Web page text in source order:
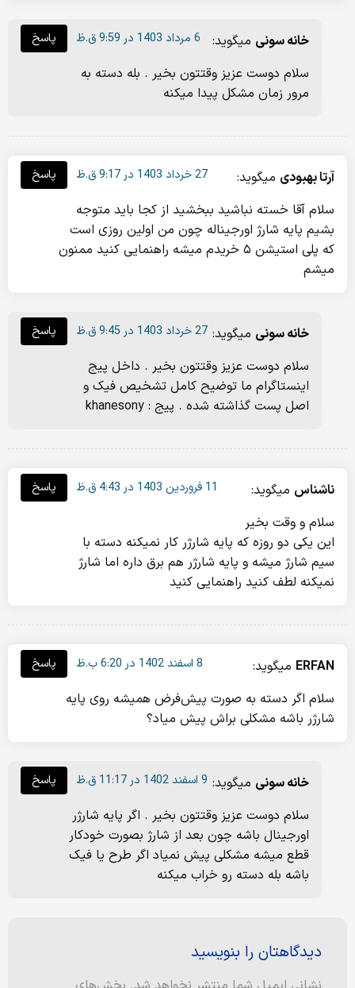
خانه سونی میگوید:
سلام دوست عزیز وقتتون بخیر . بله دسته به
مرور زمان مشکل پیدا میکنه
6 مرداد 1403 در 9:59 ق.ظ پاسخ
آرتا بهبودی میگوید:
سلام آقا خسته نباشید ببخشید از کجا باید متوجه
بشیم پایه شارژ اورجیناله چون من اولین روزی است
که پلی استیشن ۵ خریدم میشه راهنمایی کنید ممنون
میشم
27 خرداد 1403 در 9:17 ق.ظ پاسخ
خانه سونی میگوید:
سلام دوست عزیز وقتتون بخیر . داخل پیج
اینستاگرام ما توضیح کامل تشخیص فیک و
اصل پست گذاشته شده . پیج : khanesony
27 خرداد 1403 در 9:45 ق.ظ پاسخ
ناشناس میگوید:
سلام و وقت بخیر
این یکی دو روزه که پایه شارژر کار نمیکنه دسته با
سیم شارژ میشه و پایه شارژر هم برق داره اما شارژ
نمیکنه لطف کنید راهنمایی کنید
11 فروردین 1403 در 4:43 ق.ظ پاسخ
ERFAN میگوید:
سلام اگر دسته به صورت پیش‌فرض همیشه روی پایه
شارژر باشه مشکلی براش پیش میاد؟
8 اسفند 1402 در 6:20 ب.ظ پاسخ
خانه سونی میگوید:
سلام دوست عزیز وقتتون بخیر . اگر پایه شارژر
اورجینال باشه چون بعد از شارژ بصورت خودکار
قطع میشه مشکلی پیش نمیاد اگر طرح یا فیک
باشه بله دسته رو خراب میکنه
9 اسفند 1402 در 11:17 ق.ظ پاسخ
دیدگاهتان را بنویسید